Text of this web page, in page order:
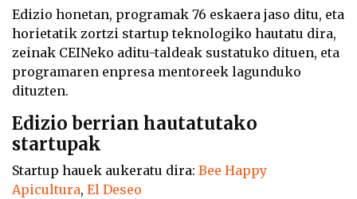
Edizio honetan, programak 76 eskaera jaso ditu, eta
horietatik zortzi startup teknologiko hautatu dira,
zeinak CEINeko aditu-taldeak sustatuko dituen, eta
programaren enpresa mentoreek lagunduko
dituzten.
Edizio berrian hautatutako
startupak
Startup hauek aukeratu dira: Bee Happy
Apicultura, El Deseo